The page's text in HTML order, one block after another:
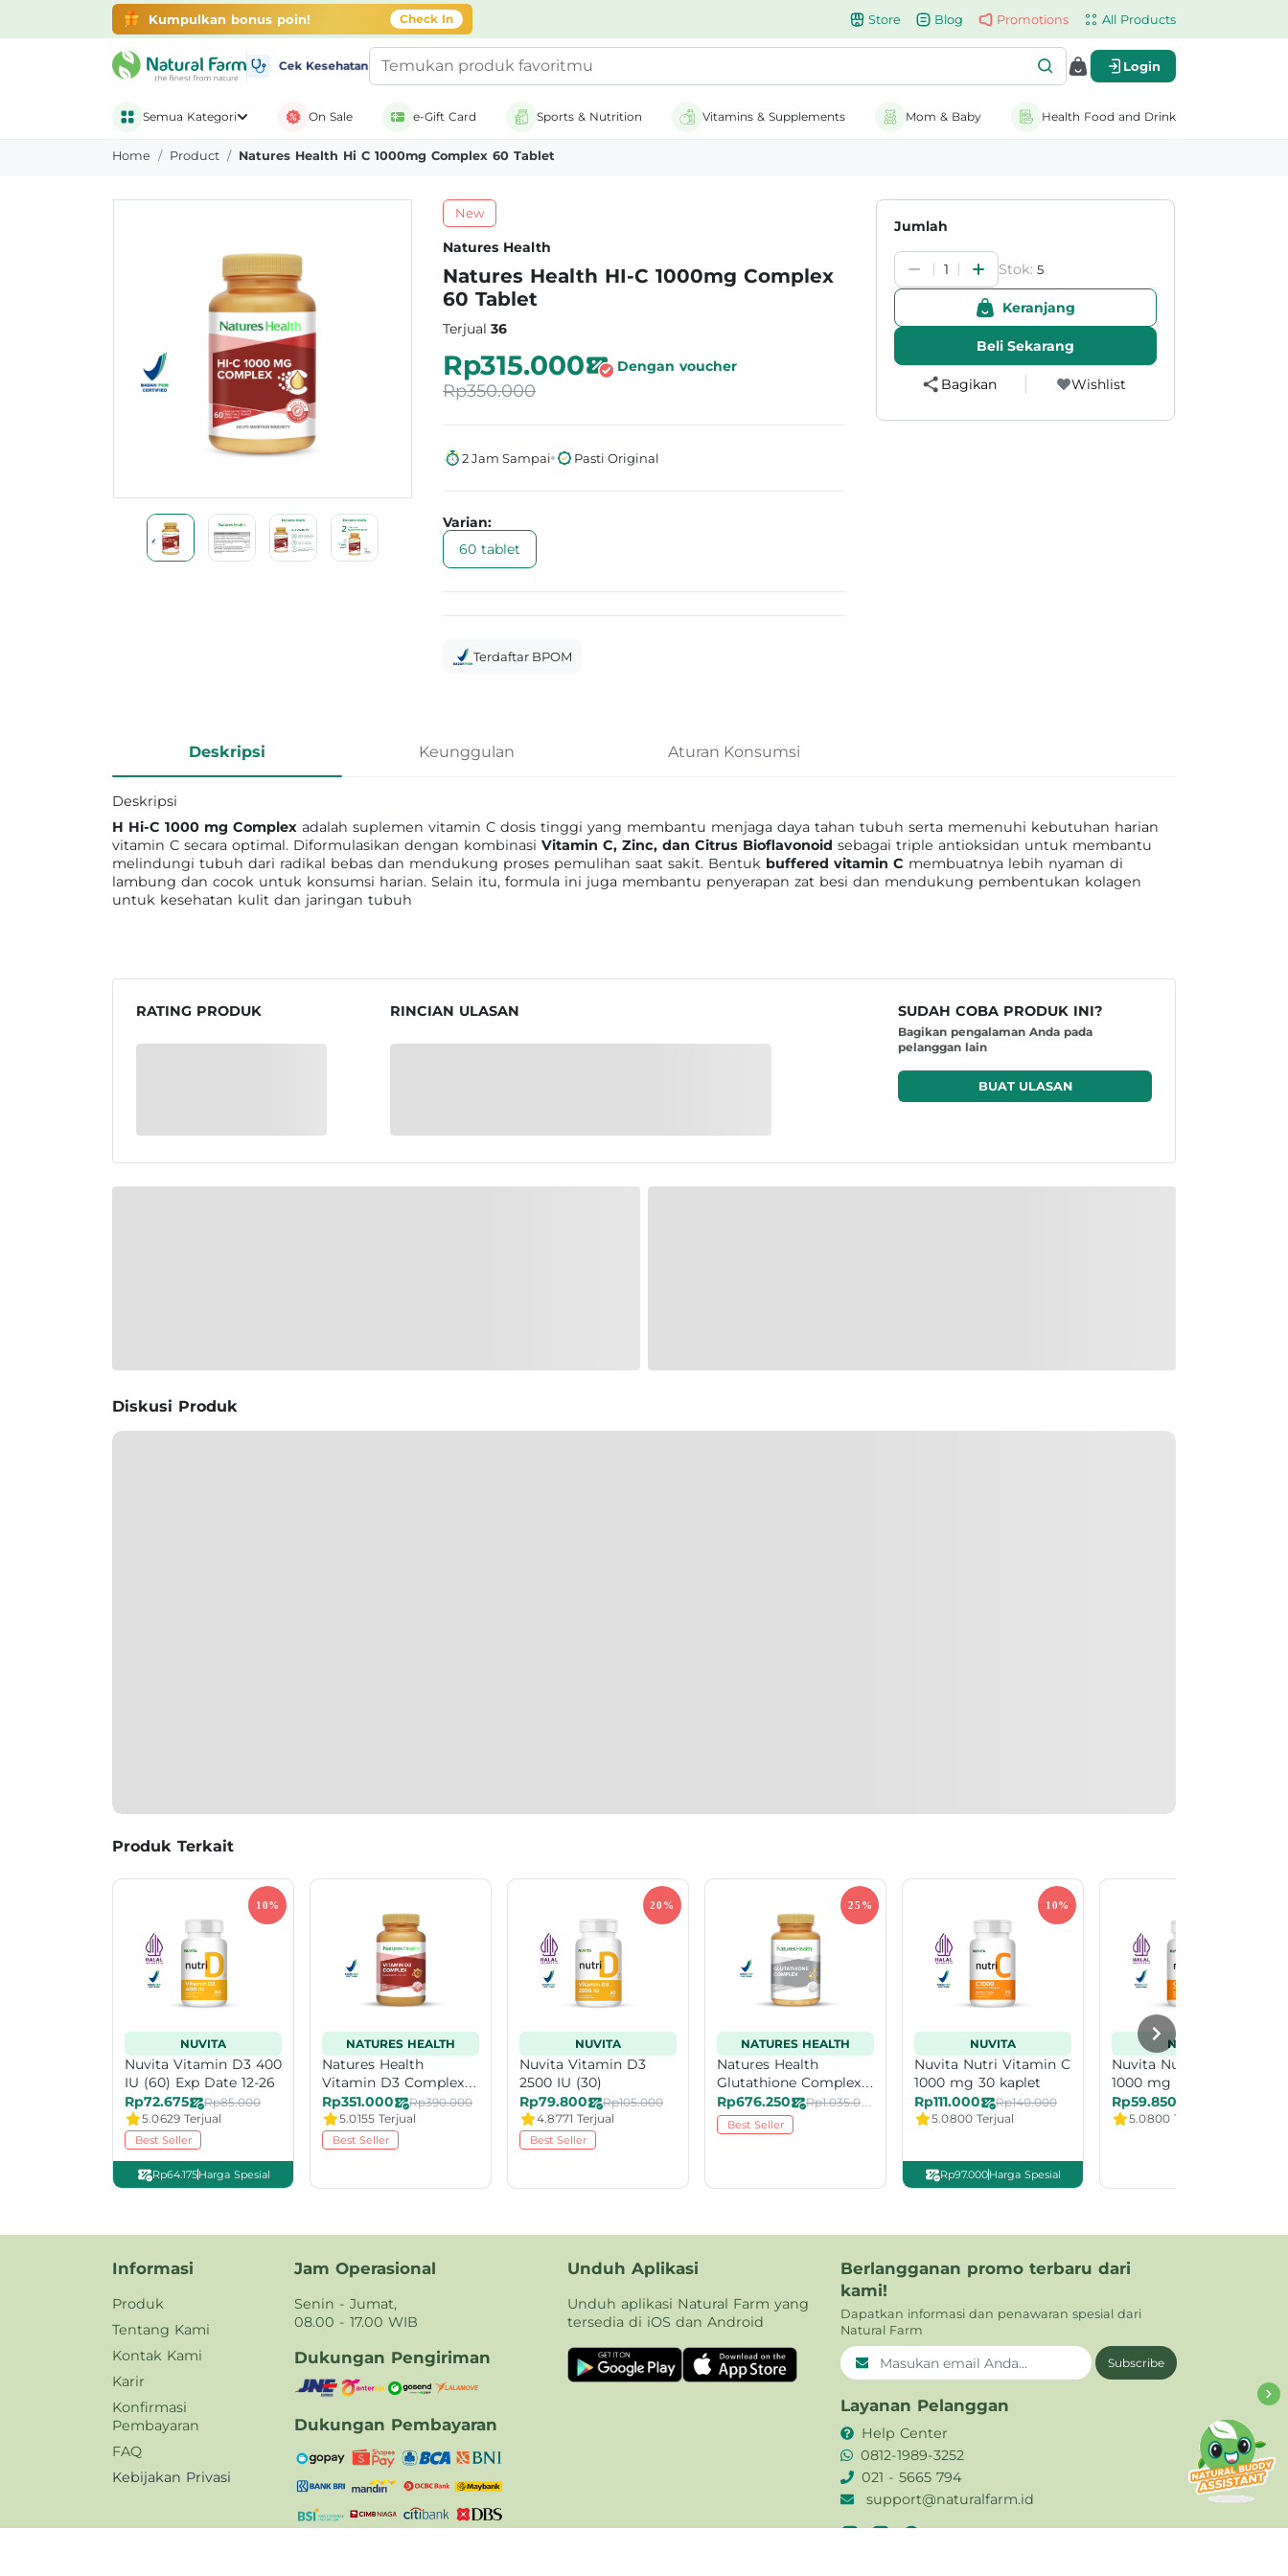
Gratis Ongkir + Banyak Promo
belanja di aplikasi
Check In
Store Blog Promotions All Products
Cek Kesehatan Login
Semua Kategori On Sale e-Gift Card Sports & Nutrition Vitamins & Supplements Mom & Baby Health Food and Drink
Home Product Natures Health Hi C 1000mg Complex 60 Tablet
New
Natures Health
Natures Health HI-C 1000mg Complex
60 Tablet
Terjual 36
Rp315.000 Dengan voucher
Rp350.000
2 Jam Sampai Pasti Original
Varian:
60 tablet
Terdaftar BPOM
Jumlah
1 Stok: 5
Keranjang
Beli Sekarang
Bagikan Wishlist
Informasi Produk
Deskripsi Keunggulan Aturan Konsumsi
Deskripsi
H Hi-C 1000 mg Complex adalah suplemen vitamin C dosis tinggi yang membantu menjaga daya tahan tubuh serta memenuhi kebutuhan harian
vitamin C secara optimal. Diformulasikan dengan kombinasi Vitamin C, Zinc, dan Citrus Bioflavonoid sebagai triple antioksidan untuk membantu
melindungi tubuh dari radikal bebas dan mendukung proses pemulihan saat sakit. Bentuk buffered vitamin C membuatnya lebih nyaman di
lambung dan cocok untuk konsumsi harian. Selain itu, formula ini juga membantu penyerapan zat besi dan mendukung pembentukan kolagen
untuk kesehatan kulit dan jaringan tubuh
RATING PRODUK RINCIAN ULASAN SUDAH COBA PRODUK INI?
Bagikan pengalaman Anda pada
pelanggan lain
BUAT ULASAN
Diskusi Produk
Produk Terkait
NUVITA
Nuvita Vitamin D3 400
IU (60) Exp Date 12-26
Rp72.675
Rp85.000
5.0629 Terjual
Best Seller
Rp64.175Harga Spesial
NATURES HEALTH
Natures Health
Vitamin D3 Complex
(60)
Rp351.000
Rp390.000
5.0155 Terjual
Best Seller
NUVITA
Nuvita Vitamin D3
2500 IU (30)
Rp79.800
Rp105.000
4.8771 Terjual
Best Seller
NATURES HEALTH
Natures Health
Glutathione Complex
60 caps
Rp676.250
Best Seller
NUVITA
Nuvita Nutri Vitamin C
1000 mg 30 kaplet
Rp111.000
Rp140.000
5.0800 Terjual
Rp97.000Harga Spesial
NUVITA
Nuvita Nutri Vitamin C
1000 mg 30 kaplet Exp
Date 11-26
Rp59.850
5.0800 Terjual
Informasi
Produk
Tentang Kami
Kontak Kami
Karir
Konfirmasi
Pembayaran
FAQ
Kebijakan Privasi
Jam Operasional
Senin - Jumat,
08.00 - 17.00 WIB
Dukungan Pengiriman
Dukungan Pembayaran
Unduh Aplikasi
Unduh aplikasi Natural Farm yang
tersedia di iOS dan Android
Berlangganan promo terbaru dari
kami!
Dapatkan informasi dan penawaran spesial dari
Natural Farm
Subscribe
Layanan Pelanggan
Help Center
0812-1989-3252
021 - 5665 794
support@naturalfarm.id